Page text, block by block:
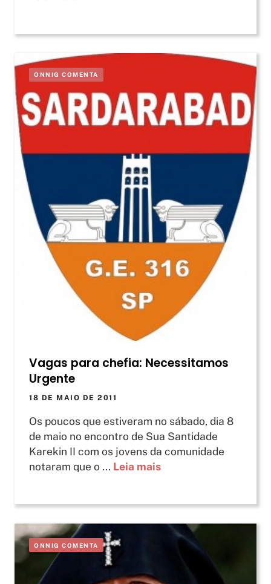
ONNIG COMENTA
Vagas para chefia: Necessitamos
Urgente
18 DE MAIO DE 2011
Os poucos que estiveram no sábado, dia 8
de maio no encontro de Sua Santidade
Karekin II com os jovens da comunidade
notaram que o ... Leia mais
ONNIG COMENTA